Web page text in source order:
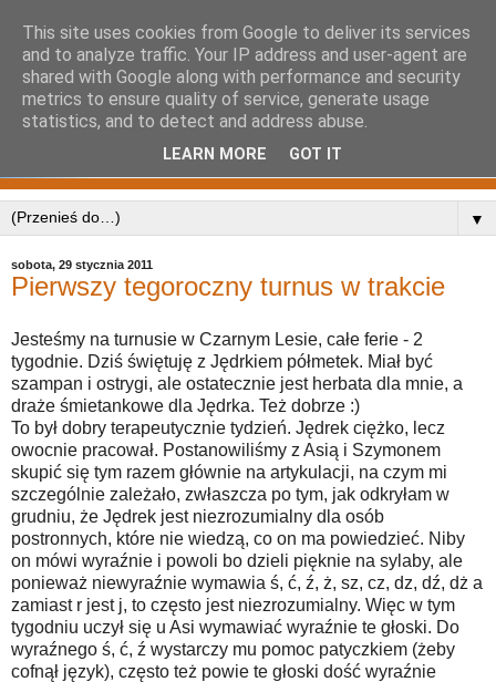
▼
sobota, 29 stycznia 2011
Pierwszy tegoroczny turnus w trakcie
Jesteśmy na turnusie w Czarnym Lesie, całe ferie - 2
tygodnie. Dziś świętuję z Jędrkiem półmetek. Miał być
szampan i ostrygi, ale ostatecznie jest herbata dla mnie, a
draże śmietankowe dla Jędrka. Też dobrze :)
To był dobry terapeutycznie tydzień. Jędrek ciężko, lecz
owocnie pracował. Postanowiliśmy z Asią i Szymonem
skupić się tym razem głównie na artykulacji, na czym mi
szczególnie zależało, zwłaszcza po tym, jak odkryłam w
grudniu, że Jędrek jest niezrozumialny dla osób
postronnych, które nie wiedzą, co on ma powiedzieć. Niby
on mówi wyraźnie i powoli bo dzieli pięknie na sylaby, ale
ponieważ niewyraźnie wymawia ś, ć, ź, ż, sz, cz, dz, dź, dż a
zamiast r jest j, to często jest niezrozumialny. Więc w tym
tygodniu uczył się u Asi wymawiać wyraźnie te głoski. Do
wyraźnego ś, ć, ź wystarczy mu pomoc patyczkiem (żeby
cofnął język), często też powie te głoski dość wyraźnie
This site uses cookies from Google to deliver its services
and to analyze traffic. Your IP address and user-agent are
shared with Google along with performance and security
metrics to ensure quality of service, generate usage
statistics, and to detect and address abuse.
LEARN MORE GOT IT